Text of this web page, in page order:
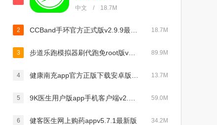
中文 / 18.7M
2 18.7M
3 89.9M
4 13.7M
5 59.0M
6 健客医生网上购药appv5.7.1最新版 34.2M